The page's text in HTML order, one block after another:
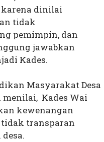
karena dinilai
tidak
pemimpin, dan
jawabkan
Kades.
Masyarakat Desa
menilai, Kades Wai
kewenangan
tidak transparan